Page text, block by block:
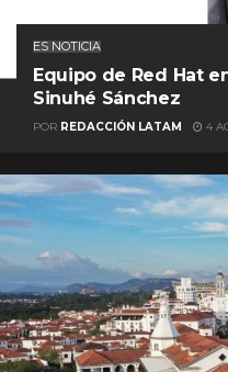
ES NOTICIA
Equipo de Red Hat
Sinuhé Sánchez
POR REDACCIÓN LATAM 4